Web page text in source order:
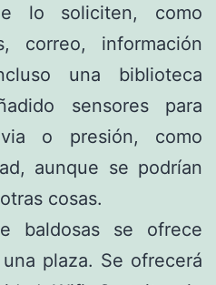
lo soliciten, como
correo, información
una biblioteca
sensores para
o presión, como
aunque se podrían
cosas.
baldosas se ofrece
plaza. Se ofrecerá